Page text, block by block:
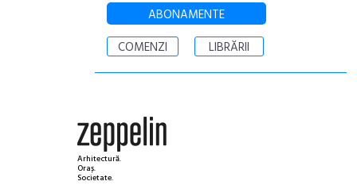
ABONAMENTE
COMENZI
LIBRĂRII
Arhitectură.
Oraș.
Societate.